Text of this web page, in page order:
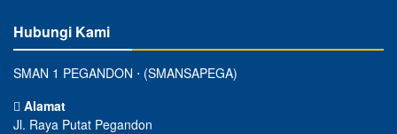
Hubungi Kami
SMAN 1 PEGANDON ⋅ (SMANSAPEGA)
Alamat
Jl. Raya Putat Pegandon